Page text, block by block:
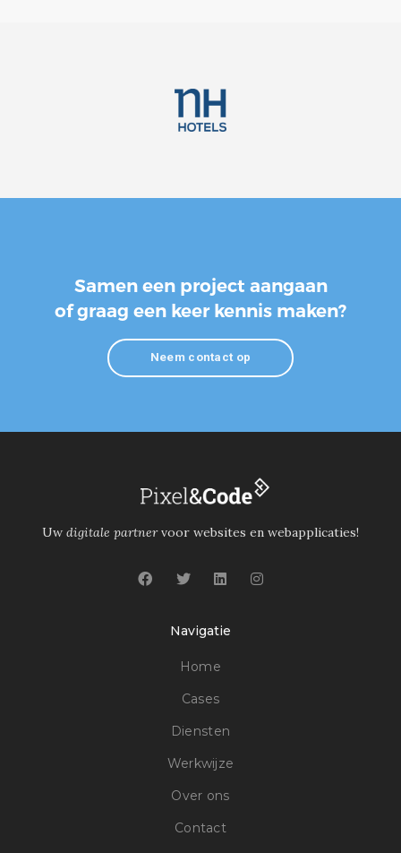
Samen een project aangaan
of graag een keer kennis maken?
Neem contact op
Uw digitale partnervoor websites en webapplicaties!
Navigatie
Home
Cases
Diensten
Werkwijze
Over ons
Contact